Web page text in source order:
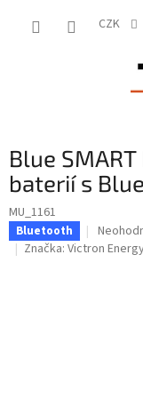
CZK
Blue SMART
baterií s
MU_1161
Bluetooth
Značka: Victron